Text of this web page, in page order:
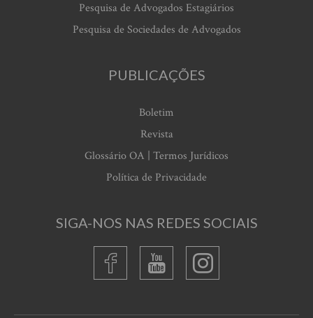
Pesquisa de Advogados Estagiários
Pesquisa de Sociedades de Advogados
PUBLICAÇÕES
Boletim
Revista
Glossário OA | Termos Jurídicos
Política de Privacidade
SIGA-NOS NAS REDES SOCIAIS